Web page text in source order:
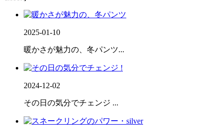
2025-01-10
暖かさが魅力の、冬パンツ...
2024-12-02
その日の気分でチェンジ ...